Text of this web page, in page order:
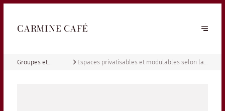
CARMINE CAFÉ
Groupes et
Espaces privatisables et modulables selon la